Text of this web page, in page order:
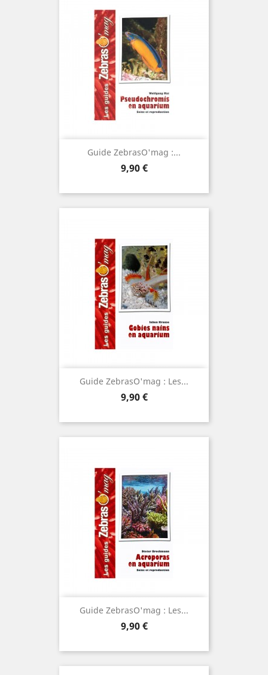
Guide ZebrasO'mag :...
Prix
9,90 €
Guide ZebrasO'mag : Les...
Prix
9,90 €
Guide ZebrasO'mag : Les...
Prix
9,90 €